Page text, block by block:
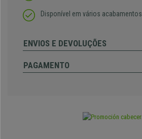
Disponível em vários acabamentos
ENVIOS E DEVOLUÇÕES
PAGAMENTO